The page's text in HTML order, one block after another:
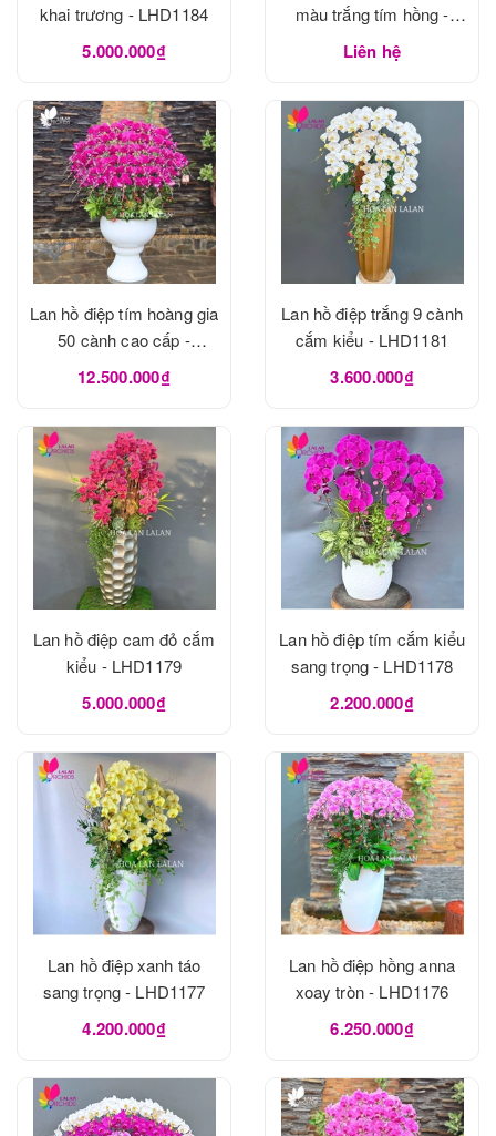
khai trương - LHD1184
5.000.000₫
màu trắng tím hồng -
LHD1183
Liên hệ
Lan hồ điệp tím hoàng gia
50 cành cao cấp -
LHD1182
12.500.000₫
Lan hồ điệp trắng 9 cành
cắm kiểu - LHD1181
3.600.000₫
Lan hồ điệp cam đỏ cắm
kiểu - LHD1179
5.000.000₫
Lan hồ điệp tím cắm kiểu
sang trọng - LHD1178
2.200.000₫
Lan hồ điệp xanh táo
sang trọng - LHD1177
4.200.000₫
Lan hồ điệp hồng anna
xoay tròn - LHD1176
6.250.000₫